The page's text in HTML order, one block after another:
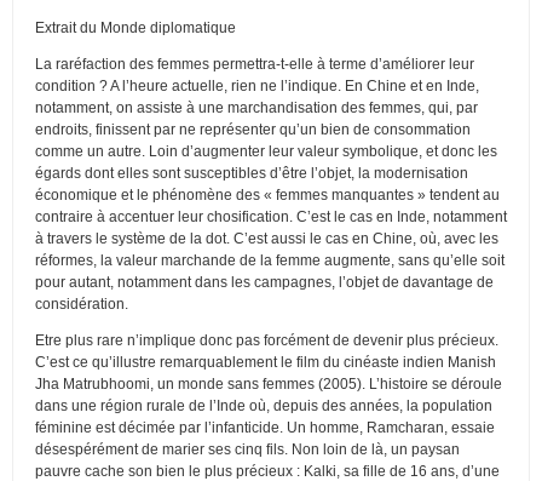
Extrait du Monde diplomatique
La raréfaction des femmes permettra-t-elle à terme d’améliorer leur
condition ? A l’heure actuelle, rien ne l’indique. En Chine et en Inde,
notamment, on assiste à une marchandisation des femmes, qui, par
endroits, finissent par ne représenter qu’un bien de consommation
comme un autre. Loin d’augmenter leur valeur symbolique, et donc les
égards dont elles sont susceptibles d’être l’objet, la modernisation
économique et le phénomène des « femmes manquantes » tendent au
contraire à accentuer leur chosification. C’est le cas en Inde, notamment
à travers le système de la dot. C’est aussi le cas en Chine, où, avec les
réformes, la valeur marchande de la femme augmente, sans qu’elle soit
pour autant, notamment dans les campagnes, l’objet de davantage de
considération.
Etre plus rare n’implique donc pas forcément de devenir plus précieux.
C’est ce qu’illustre remarquablement le film du cinéaste indien Manish
Jha Matrubhoomi, un monde sans femmes (2005). L’histoire se déroule
dans une région rurale de l’Inde où, depuis des années, la population
féminine est décimée par l’infanticide. Un homme, Ramcharan, essaie
désespérément de marier ses cinq fils. Non loin de là, un paysan
pauvre cache son bien le plus précieux : Kalki, sa fille de 16 ans, d’une